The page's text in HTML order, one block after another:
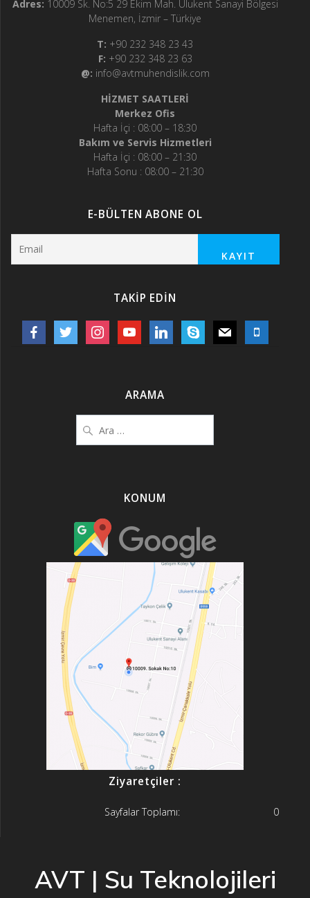
Adres: 10009 Sk. No:5 29 Ekim Mah. Ulukent Sanayi Bölgesi
Menemen, İzmir – Türkiye
T: +90 232 348 23 43
F: +90 232 348 23 63
@: info@avtmuhendislik.com
HİZMET SAATLERİ
Merkez Ofis
Hafta İçi : 08:00 – 18:30
Bakım ve Servis Hizmetleri
Hafta İçi : 08:00 – 21:30
Hafta Sonu : 08:00 – 21:30
E-BÜLTEN ABONE OL
TAKİP EDİN
facebooktwitter instagramyoutube linkedin skype mail mobile
ARAMA
KONUM
Ziyaretçiler :
0
Sayfalar Toplamı:
AVT | Su Teknolojileri